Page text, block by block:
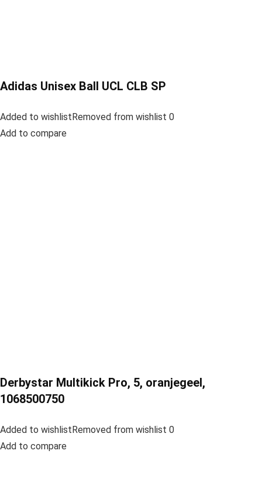
Adidas Unisex Ball UCL CLB SP
Added to wishlistRemoved from wishlist 0
Add to compare
Derbystar Multikick Pro, 5, oranjegeel,
1068500750
Added to wishlistRemoved from wishlist 0
Add to compare